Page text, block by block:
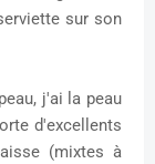
sur son
j'ai la peau
d'excellents
(mixtes à